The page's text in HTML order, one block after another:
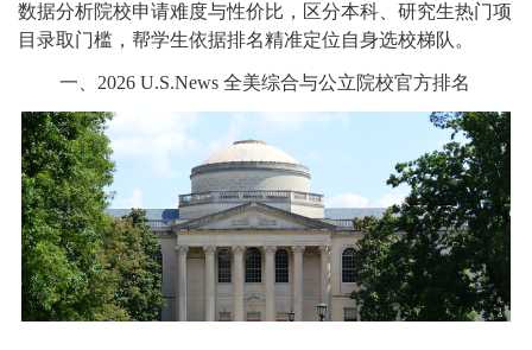
数据分析院校申请难度与性价比，区分本科、研究生热门项
目录取门槛，帮学生依据排名精准定位自身选校梯队。
一、2026 U.S.News 全美综合与公立院校官方排名